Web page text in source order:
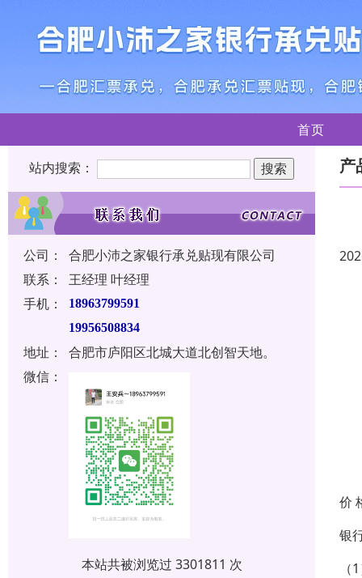
首页
站内搜索：
公司：
合肥小沛之家银行承兑贴现有限公司
联系：
王经理 叶经理
手机：
18963799591
19956508834
地址：
合肥市庐阳区北城大道北创智天地。
微信：
本站共被浏览过 3301811 次
产
价
银